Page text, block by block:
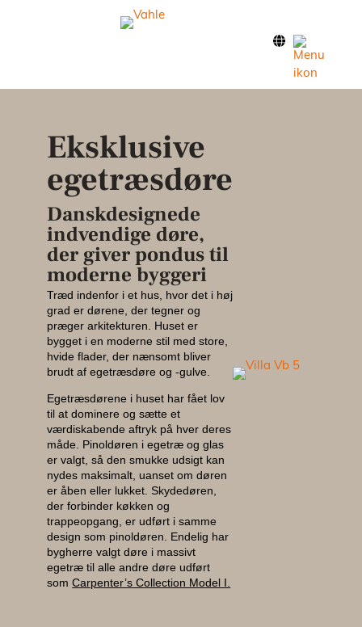
Forside
Eksklusive
egetræsdøre
Danskdesignede
indvendige døre,
der giver pondus til
moderne byggeri
Træd indenfor i et hus, hvor det i høj
grad er dørene, der tegner og
præger arkitekturen. Huset er
bygget i en moderne stil med store,
hvide flader, der nænsomt bliver
brudt af egetræsdøre og -gulve.
Egetræsdørene i huset har fået lov
til at dominere og sætte et
værdiskabende aftryk på hver deres
måde. Pinoldøren i egetræ og glas
er valgt, så den smukke udsigt kan
nydes maksimalt, uanset om døren
er åben eller lukket. Skydedøren,
der forbinder køkken og
trappeopgang, er udført i samme
design som pinoldøren. Endelig har
bygherre valgt døre i massivt
egetræ til alle andre døre udført
som Carpenter’s Collection Model I.